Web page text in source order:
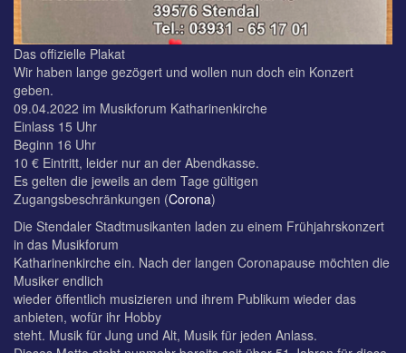
Das offizielle Plakat
Wir haben lange gezögert und wollen nun doch ein Konzert
geben.
09.04.2022 im Musikforum Katharinenkirche
Einlass 15 Uhr
Beginn 16 Uhr
10 € Eintritt, leider nur an der Abendkasse.
Es gelten die jeweils an dem Tage gültigen
Zugangsbeschränkungen (Corona)
Die Stendaler Stadtmusikanten laden zu einem Frühjahrskonzert
in das Musikforum
Katharinenkirche ein. Nach der langen Coronapause möchten die
Musiker endlich
wieder öffentlich musizieren und ihrem Publikum wieder das
anbieten, wofür ihr Hobby
steht. Musik für Jung und Alt, Musik für jeden Anlass.